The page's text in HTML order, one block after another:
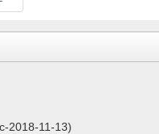
2018-11-13)